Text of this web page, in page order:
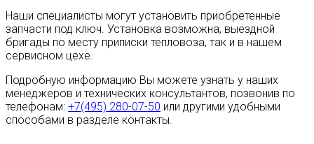
Наши специалисты могут установить приобретенные
запчасти под ключ. Установка возможна, выездной
бригады по месту приписки тепловоза, так и в нашем
сервисном цехе.
Подробную информацию Вы можете узнать у наших
менеджеров и технических консультантов, позвонив по
телефонам: +7(495) 280-07-50 или другими удобными
способами в разделе контакты.